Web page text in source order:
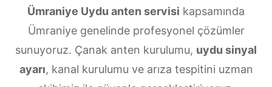
Ümraniye Uydu anten servisi kapsamında
Ümraniye genelinde profesyonel çözümler
sunuyoruz. Çanak anten kurulumu, uydu sinyal
ayarı, kanal kurulumu ve arıza tespitini uzman